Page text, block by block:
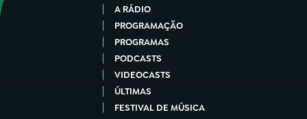
A RÁDIO
PROGRAMAÇÃO
PROGRAMAS
PODCASTS
VIDEOCASTS
ÚLTIMAS
FESTIVAL DE MÚSICA